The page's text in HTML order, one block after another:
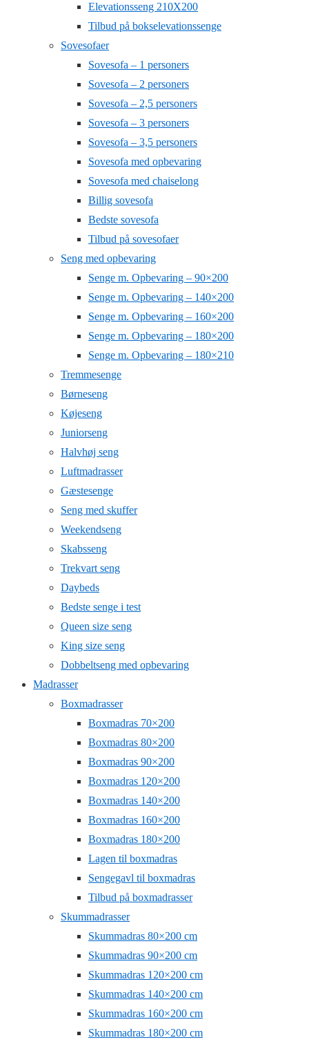
Elevationsseng 210X200
Tilbud på bokselevationssenge
Sovesofaer
Sovesofa – 1 personers
Sovesofa – 2 personers
Sovesofa – 2,5 personers
Sovesofa – 3 personers
Sovesofa – 3,5 personers
Sovesofa med opbevaring
Sovesofa med chaiselong
Billig sovesofa
Bedste sovesofa
Tilbud på sovesofaer
Seng med opbevaring
Senge m. Opbevaring – 90×200
Senge m. Opbevaring – 140×200
Senge m. Opbevaring – 160×200
Senge m. Opbevaring – 180×200
Senge m. Opbevaring – 180×210
Tremmesenge
Børneseng
Køjeseng
Juniorseng
Halvhøj seng
Luftmadrasser
Gæstesenge
Seng med skuffer
Weekendseng
Skabsseng
Trekvart seng
Daybeds
Bedste senge i test
Queen size seng
King size seng
Dobbeltseng med opbevaring
Madrasser
Boxmadrasser
Boxmadras 70×200
Boxmadras 80×200
Boxmadras 90×200
Boxmadras 120×200
Boxmadras 140×200
Boxmadras 160×200
Boxmadras 180×200
Lagen til boxmadras
Sengegavl til boxmadras
Tilbud på boxmadrasser
Skummadrasser
Skummadras 80×200 cm
Skummadras 90×200 cm
Skummadras 120×200 cm
Skummadras 140×200 cm
Skummadras 160×200 cm
Skummadras 180×200 cm